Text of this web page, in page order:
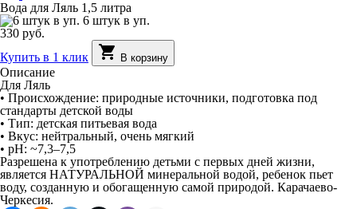
Вода для Ляль 1,5 литра
6 штук в уп.
330 руб.
Купить в 1 клик
shopping_cart В корзину
Описание
Для Ляль
• Происхождение: природные источники, подготовка под
стандарты детской воды
• Тип: детская питьевая вода
• Вкус: нейтральный, очень мягкий
• pH: ~7,3–7,5
Разрешена к употреблению детьми с первых дней жизни,
является НАТУРАЛЬНОЙ минеральной водой, ребенок пьет
воду, созданную и обогащенную самой природой. Карачаево-
Черкесия.